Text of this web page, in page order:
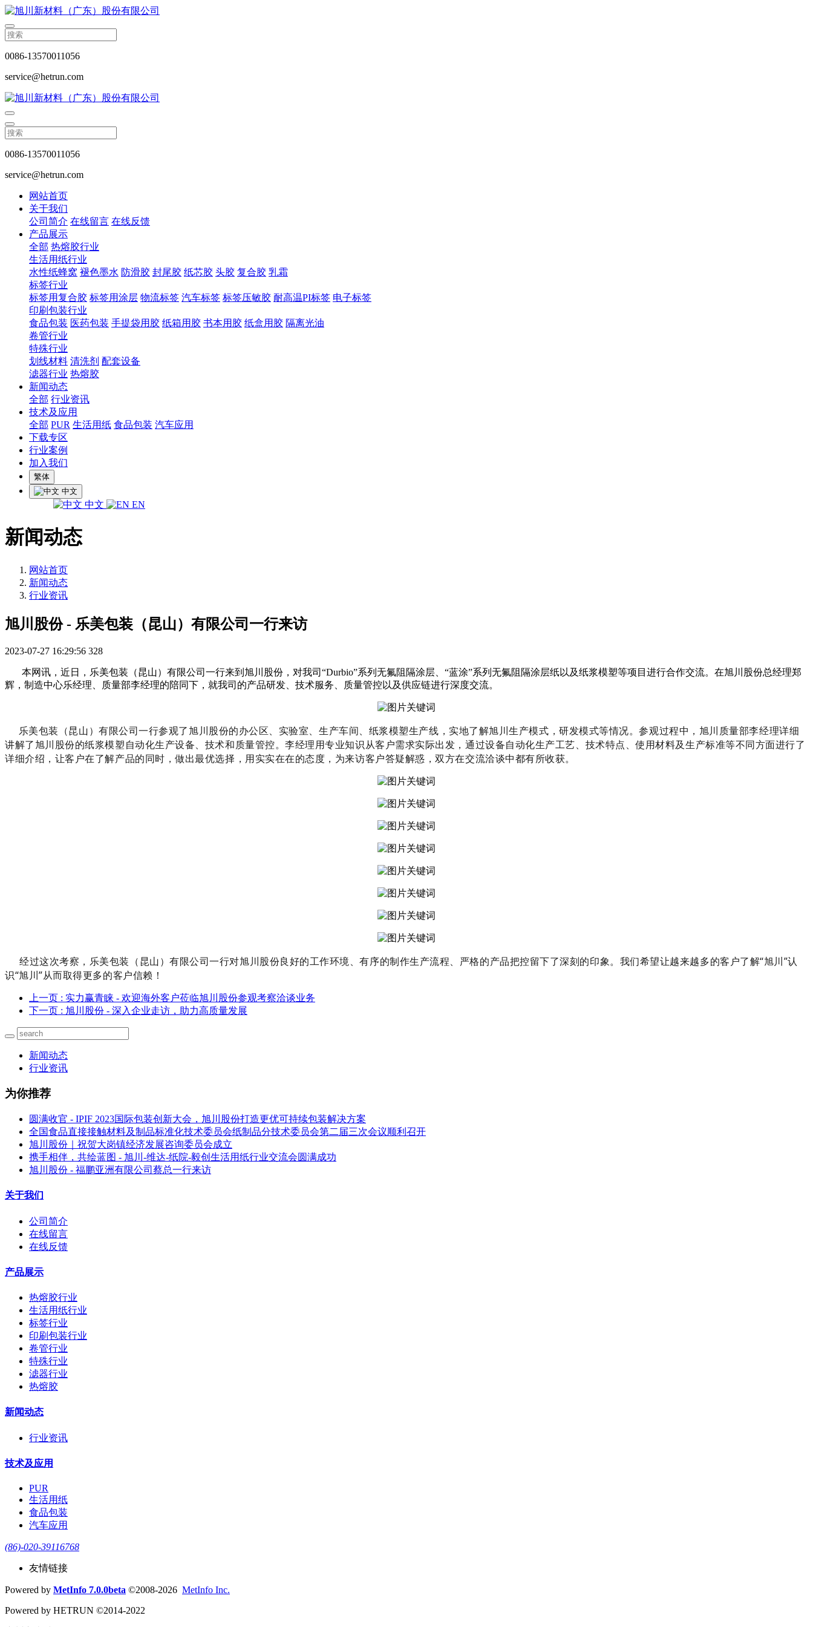
0086-13570011056
service@hetrun.com
0086-13570011056
service@hetrun.com
网站首页
关于我们
公司简介 在线留言 在线反馈
产品展示
全部 热熔胶行业
生活用纸行业
水性纸蜂窝 褪色墨水 防滑胶 封尾胶 纸芯胶 头胶 复合胶 乳霜
标签行业
标签用复合胶 标签用涂层 物流标签 汽车标签 标签压敏胶 耐高温PI标签 电子标签
印刷包装行业
食品包装 医药包装 手提袋用胶 纸箱用胶 书本用胶 纸盒用胶 隔离光油
卷管行业
特殊行业
划线材料 清洗剂 配套设备
滤器行业 热熔胶
新闻动态
全部 行业资讯
技术及应用
全部 PUR 生活用纸 食品包装 汽车应用
下载专区
行业案例
加入我们
繁体
中文
中文 EN
新闻动态
网站首页
新闻动态
行业资讯
旭川股份 - 乐美包装（昆山）有限公司一行来访
2023-07-27 16:29:56 328
本网讯，近日，乐美包装（昆山）有限公司一行来到旭川股份，对我司“Durbio”系列无氟阻隔涂层、“蓝涂”系列无氟阻隔涂层纸以及纸浆模塑等项目进行合作交流。在旭川股份总经理郑
辉，制造中心乐经理、质量部李经理的陪同下，就我司的产品研发、技术服务、质量管控以及供应链进行深度交流。
乐美包装（昆山）有限公司一行参观了旭川股份的办公区、实验室、生产车间、纸浆模塑生产线，实地了解旭川生产模式，研发模式等情况。参观过程中，旭川质量部李经理详细
讲解了旭川股份的纸浆模塑自动化生产设备、技术和质量管控。李经理用专业知识从客户需求实际出发，通过设备自动化生产工艺、技术特点、使用材料及生产标准等不同方面进行了
详细介绍，让客户在了解产品的同时，做出最优选择，用实实在在的态度，为来访客户答疑解惑，双方在交流洽谈中都有所收获。
经过这次考察，乐美包装（昆山）有限公司一行对旭川股份良好的工作环境、有序的制作生产流程、严格的产品把控留下了深刻的印象。我们希望让越来越多的客户了解“旭川”认
识“旭川”从而取得更多的客户信赖！
上一页 : 实力赢青睐 - 欢迎海外客户莅临旭川股份参观考察洽谈业务
下一页 : 旭川股份 - 深入企业走访，助力高质量发展
新闻动态
行业资讯
为你推荐
圆满收官 - IPIF 2023国际包装创新大会，旭川股份打造更优可持续包装解决方案
全国食品直接接触材料及制品标准化技术委员会纸制品分技术委员会第二届三次会议顺利召开
旭川股份｜祝贺大岗镇经济发展咨询委员会成立
携手相伴，共绘蓝图 - 旭川-维达-纸院-毅创生活用纸行业交流会圆满成功
旭川股份 - 福鹏亚洲有限公司蔡总一行来访
关于我们
公司简介
在线留言
在线反馈
产品展示
热熔胶行业
生活用纸行业
标签行业
印刷包装行业
卷管行业
特殊行业
滤器行业
热熔胶
新闻动态
行业资讯
技术及应用
PUR
生活用纸
食品包装
汽车应用
(86)-020-39116768
友情链接
Powered by MetInfo 7.0.0beta ©2008-2026 MetInfo Inc.
Powered by HETRUN ©2014-2022